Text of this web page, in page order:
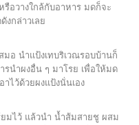
รือวางใกล้กับอาหาร มดก็จะ
งกล่าวเลย
นำแป้งเทบริเวณรอบบ้านก็
รนำผงอื่น ๆ มาโรย เพื่อให้มด
าไว้ด้วยผงแป้งนั่นเอง
ว้ แล้วนำ น้ำส้มสายชู ผสม